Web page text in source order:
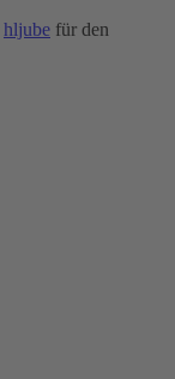
hljube für den